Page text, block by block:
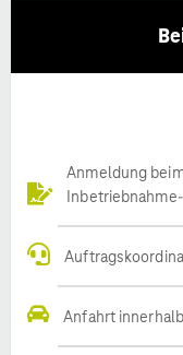
Anmeldung
Anfahrt